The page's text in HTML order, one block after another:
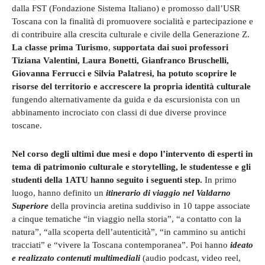
dalla FST (Fondazione Sistema Italiano) e promosso dall’USR
Toscana con la finalità di promuovere socialità e partecipazione e
di contribuire alla crescita culturale e civile della Generazione Z.
La classe prima Turismo, supportata dai suoi professori
Tiziana Valentini, Laura Bonetti, Gianfranco Bruschelli,
Giovanna Ferrucci e Silvia Palatresi, ha potuto scoprire le
risorse del territorio e accrescere la propria identità culturale
fungendo alternativamente da guida e da escursionista con un
abbinamento incrociato con classi di due diverse province
toscane.
Nel corso degli ultimi due mesi e dopo l’intervento di esperti in
tema di patrimonio culturale e storytelling, le studentesse e gli
studenti della 1ATU hanno seguito i seguenti step. In primo
luogo, hanno definito un itinerario di viaggio nel Valdarno
Superiore della provincia aretina suddiviso in 10 tappe associate
a cinque tematiche “in viaggio nella storia”, “a contatto con la
natura”, “alla scoperta dell’autenticità”, “in cammino su antichi
tracciati” e “vivere la Toscana contemporanea”. Poi hanno ideato
e realizzato contenuti multimediali (audio podcast, video reel,